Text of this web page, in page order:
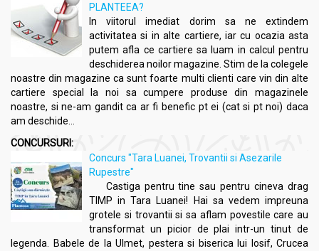
PLANTEEA?
In viitorul imediat dorim sa ne extindem
activitatea si in alte cartiere, iar cu ocazia asta
putem afla ce cartiere sa luam in calcul pentru
deschiderea noilor magazine. Stim de la colegele
noastre din magazine ca sunt foarte multi clienti care vin din alte
cartiere special la noi sa cumpere produse din magazinele
noastre, si ne-am gandit ca ar fi benefic pt ei (cat si pt noi) daca
am deschide...
CONCURSURI:
Concurs "Tara Luanei, Trovantii si Asezarile
Rupestre"
Castiga pentru tine sau pentru cineva drag
TIMP in Tara Luanei! Hai sa vedem impreuna
grotele si trovantii si sa aflam povestile care au
transformat un picior de plai intr-un tinut de
legenda. Babele de la Ulmet, pestera si biserica lui Iosif, Crucea